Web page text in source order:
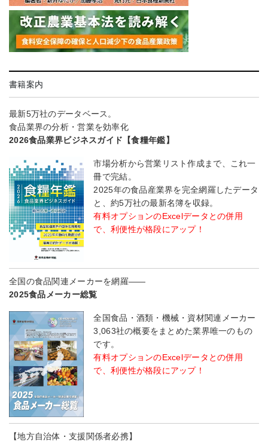
書籍案内
最新5万社のデータベース。
食品業界の分析・営業を効率化
2026食品業界ビジネスガイド【食糧年鑑】
市場分析から営業リスト作成まで、これ一
冊で完結。
2025年の食品産業界を完全網羅したデータ
と、約5万社の最新名簿を収録。
有料オプションのExcelデータとの併用
で、利便性が格段にアップ！
全国の食品関連メーカーを網羅――
2025食品メーカー総覧
全国食品・酒類・機械・資材関連メーカー
3,063社の概要をまとめた業界唯一のもの
です。
有料オプションのExcelデータとの併用
で、利便性が格段にアップ！
【地方自治体・支援関係者必携】